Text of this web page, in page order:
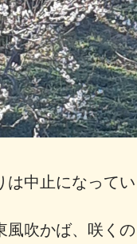
は中止になって
風吹かば、咲く